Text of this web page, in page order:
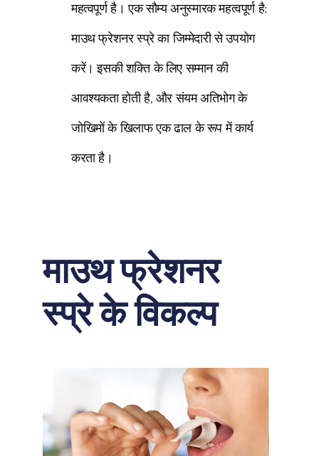
महत्वपूर्ण है। एक सौम्य अनुस्मारक महत्वपूर्ण है:
माउथ फ्रेशनर स्प्रे का जिम्मेदारी से उपयोग
करें। इसकी शक्ति के लिए सम्मान की
आवश्यकता होती है, और संयम अतिभोग के
जोखिमों के खिलाफ एक ढाल के रूप में कार्य
करता है।
माउथ फ्रेशनर
स्प्रे के विकल्प